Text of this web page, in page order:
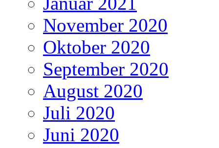
November 2020
Oktober 2020
September 2020
August 2020
Juli 2020
Juni 2020